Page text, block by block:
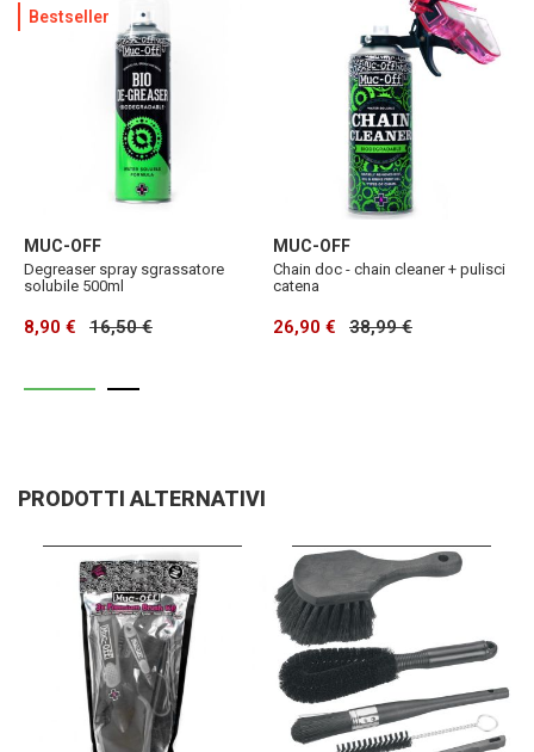
Bestseller
MUC-OFF
Degreaser spray sgrassatore
solubile 500ml
8,90 € 16,50 €
MUC-OFF
Chain doc - chain cleaner + pulisci
catena
26,90 € 38,99 €
PRODOTTI ALTERNATIVI